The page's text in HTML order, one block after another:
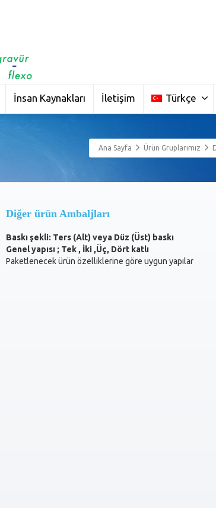
İnsan Kaynakları İletişim Türkçe
Ana Sayfa Ürün Gruplarımız
Diğer ürün Ambaljları
Baskı şekli: Ters (Alt) veya Düz (Üst) baskı
Genel yapısı ; Tek , İki ,Üç, Dört katlı
Paketlenecek ürün özelliklerine göre uygun yapılar